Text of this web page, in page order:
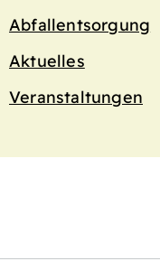
Abfallentsorgung
Aktuelles
Veranstaltungen